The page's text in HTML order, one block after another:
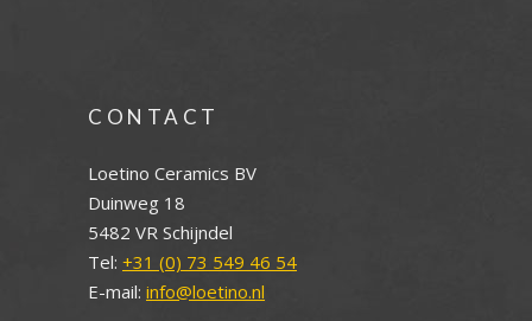
CONTACT
Loetino Ceramics BV
Duinweg 18
5482 VR Schijndel
Tel: +31 (0) 73 549 46 54
E-mail: info@loetino.nl